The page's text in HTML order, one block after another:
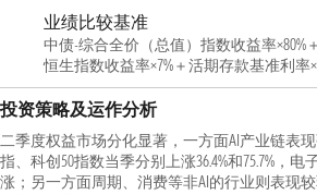
业绩比较基准
中债-综合全价（总值）指数收益率×80%
恒生指数收益率×7%＋活期存款基准利率
投资策略及运作分析
二季度权益市场分化显著，一方面AI产业链表
指、科创50指数当季分别上涨36.4%和75.7%，
涨；另一方面周期、消费等非AI的行业则表现